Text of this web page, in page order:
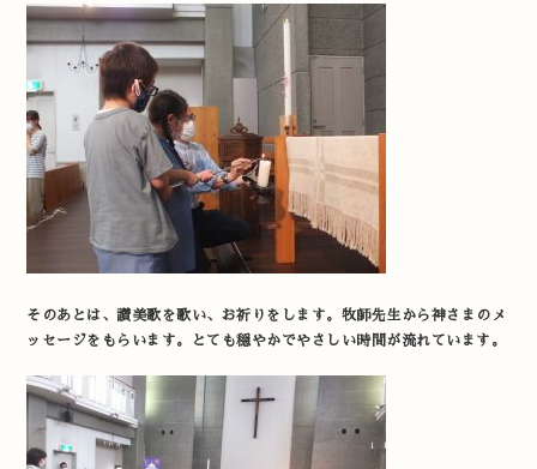
そのあとは、讃美歌を歌い、お祈りをします。牧師先生から神さまのメ
ッセージをもらいます。とても穏やかでやさしい時間が流れています。